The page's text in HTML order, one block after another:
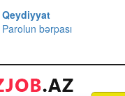
Qeydiyyat
Parolun bərpası